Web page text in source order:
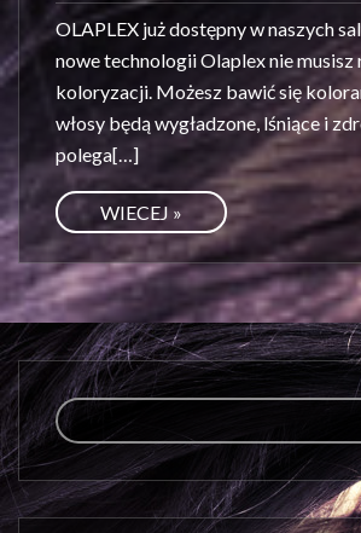
OLAPLEX już dostępny w naszych
nowe technologii Olaplex nie musisz
koloryzacji. Możesz bawić się
włosy będą wygładzone, lśniące i
polega[…]
WIECEJ »